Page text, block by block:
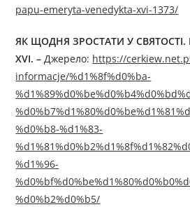
papu-emeryta-venedykta-xvi-1373/
ЯК ЩОДНЯ ЗРОСТАТИ У
XVI. –Джерелo: https://
informacje/%d1%8f%d0%ba-
%d0%b8-%d1%83-
%d1%96-
%d0%b2%d0%b5/